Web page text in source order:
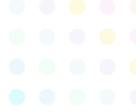
(笑)
にちゃんと美味しかっ
みたら、溢れすぎのグ